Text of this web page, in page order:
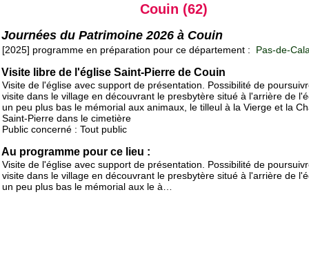
Couin (62)
Journées du Patrimoine 2026 à Couin
[2025] programme en préparation pour ce département : Pas-de-
Visite libre de l'église Saint-Pierre de Couin
Visite de l'église avec support de présentation. Possibilité de
visite dans le village en découvrant le presbytère situé à l'arrière de
un peu plus bas le mémorial aux animaux, le tilleul à la Vierge et la
Saint-Pierre dans le cimetière
Public concerné : Tout public
Au programme pour ce lieu :
Visite de l'église avec support de présentation. Possibilité de
visite dans le village en découvrant le presbytère situé à l'arrière de
un peu plus bas le mémorial aux le à…